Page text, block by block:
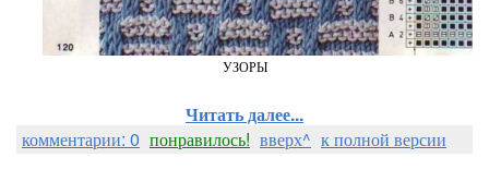
УЗОРЫ
Читать далее...
комментарии: 0 понравилось! вверх^ к полной версии